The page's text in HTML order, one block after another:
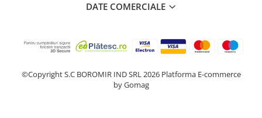
DATE COMERCIALE
©Copyright S.C BOROMIR IND SRL 2026 Platforma E-commerce
by Gomag